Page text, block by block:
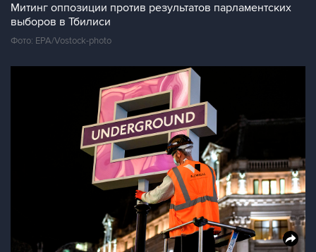
Митинг оппозиции против результатов парламентских
выборов в Тбилиси
Фото: EPA/Vostock-photo